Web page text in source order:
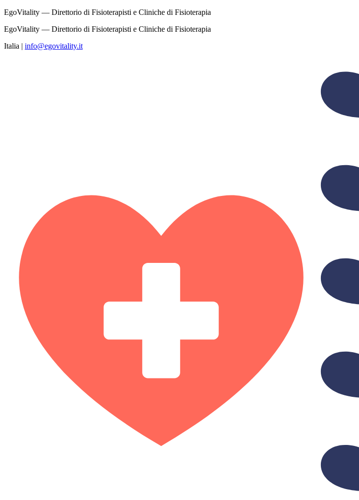
EgoVitality — Direttorio di Fisioterapisti e Cliniche di Fisioterapia
EgoVitality — Direttorio di Fisioterapisti e Cliniche di Fisioterapia
Italia | info@egovitality.it